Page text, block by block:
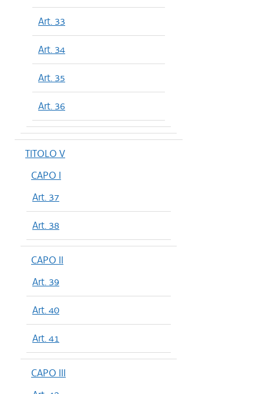
Art. 33
Art. 34
Art. 35
Art. 36
TITOLO V
CAPO I
Art. 37
Art. 38
CAPO II
Art. 39
Art. 40
Art. 41
CAPO III